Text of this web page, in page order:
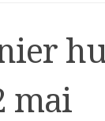
mai